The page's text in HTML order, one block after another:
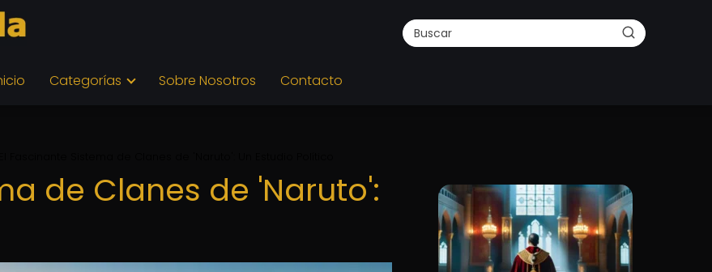
Categorías Sobre Nosotros Contacto
de Clanes de 'Naruto':